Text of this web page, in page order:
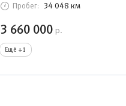
Пробег: 34 048 км
3 660 000 р.
Ещё +1